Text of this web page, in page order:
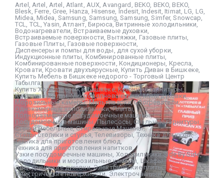
Artel Artel Artel Atlant AUX Avangard BEKO BEKO BEKO,
Blesk Ferre Gree Hanza Hisense Indesit, Indesit, Itimat, LG LG
Midea Midea Samsung ,Samsung ,Samsung ,Simfer,Snowcap
TCL
TCL ,Yasin Атлант ,Бирюса ,Витринные холодильники ,
Водонагреватели Встраиваемые духовки
Встраиваемые поверхности Вытяжки Газовые плиты
Газовые Плиты Газовые поверхности
Диспенсеры и помпы для воды
для сухой уборки
Индукционные плиты Комбинированные плиты
Комбинированные поверхности Кондиционеры Кресла
Кровати, Кровати двухъярусные, Купить Диван в Бишкеке,
Купить Мебель в Бишкеке недорого - Торговый Центр
Табылга,
Купить Холодильник в Бишкеке,Кухонные гарнитуры,
Кухонные уголки,Микроволновые печи,Мини духовки,
Морозильные камеры,Мультиварки,Обогреватели,
Однокамерные холодильники,Плиты,
Полноразмерные посудомоечные машины,
Посудомоечные машины ,Пылесосы Спальные гарнитуры
Стенки мебельные,Стиральные Машины,
Столы столики и стулья ,Телевизоры,Техника для кухни,
Техника для приготовления блюд ,
Техника для приготовления напитков ,
Узкие посудомоечные машины Холодильники Side By Side,
Холодильники и морозильные камеры Шкафы,
Электрические духовки,Электрические плиты,
Электрические поверхности,Электрочайники